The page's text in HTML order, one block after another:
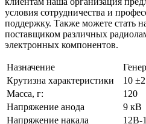
условия сотрудничества и
поддержку. Также можете стать
поставщиком различных
электронных компонентов.
Назначение
Крутизна характеристики
10
Масса, г:
120
Напряжение анода
9 кВ
Напряжение накала
12В-